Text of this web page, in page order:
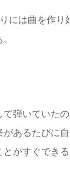
は曲を作り
弾いていた
あるたびに
がすぐでき